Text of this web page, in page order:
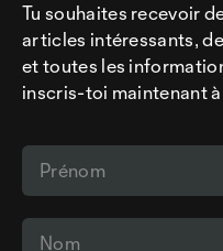
Tu souhaites recevoir
articles intéressants,
et toutes les
inscris-toi maintenant